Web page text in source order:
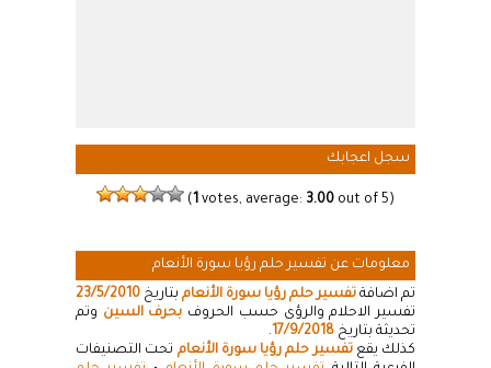
سجل اعجابك
( 1 votes, average: 3.00 out of 5)
معلومات عن تفسير حلم رؤيا سورة الأنعام
تم اضافة تفسير حلم رؤيا سورة الأنعام بتاريخ 23/5/2010
تفسير الاحلام والرؤى حسب الحروف بحرف السين وتم
تحديثة بتاريخ 17/9/2018
.
كذلك يقعتفسير حلم رؤيا سورة الأنعام تحت التصنيفات